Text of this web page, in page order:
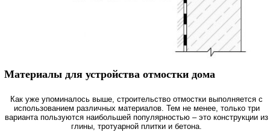
Материалы для устройства отмостки дома
Как уже упоминалось выше, строительство отмостки выполняется с
использованием различных материалов. Тем не менее, только три
варианта пользуются наибольшей популярностью – это конструкции из
глины, тротуарной плитки и бетона.